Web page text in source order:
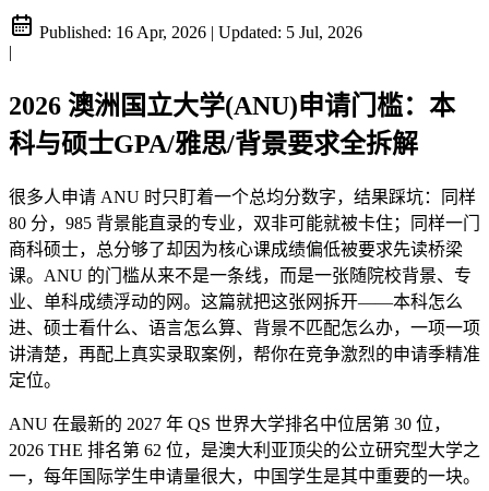
Published: 16 Apr, 2026 | Updated: 5 Jul, 2026
|
2026 澳洲国立大学(ANU)申请门槛：本
科与硕士GPA/雅思/背景要求全拆解
很多人申请 ANU 时只盯着一个总均分数字，结果踩坑：同样
80 分，985 背景能直录的专业，双非可能就被卡住；同样一门
商科硕士，总分够了却因为核心课成绩偏低被要求先读桥梁
课。ANU 的门槛从来不是一条线，而是一张随院校背景、专
业、单科成绩浮动的网。这篇就把这张网拆开——本科怎么
进、硕士看什么、语言怎么算、背景不匹配怎么办，一项一项
讲清楚，再配上真实录取案例，帮你在竞争激烈的申请季精准
定位。
ANU 在最新的 2027 年 QS 世界大学排名中位居第 30 位，
2026 THE 排名第 62 位，是澳大利亚顶尖的公立研究型大学之
一，每年国际学生申请量很大，中国学生是其中重要的一块。